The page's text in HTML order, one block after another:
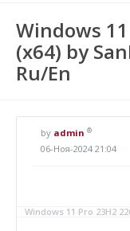
Windows
(x64) by
Ru/En
by admin ®
06-Ноя-2024 21:04
Windows 11 Pro 23H2